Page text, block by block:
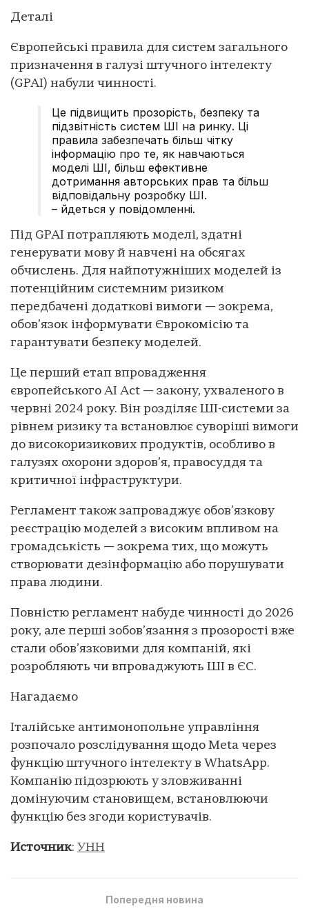
Деталі
Європейські правила для систем загального
призначення в галузі штучного інтелекту
(GPAI) набули чинності.
Це підвищить прозорість, безпеку та
підзвітність систем ШІ на ринку. Ці
правила забезпечать більш чітку
інформацію про те, як навчаються
моделі ШІ, більш ефективне
дотримання авторських прав та більш
відповідальну розробку ШІ.
– йдеться у повідомленні.
Під GPAI потрапляють моделі, здатні
генерувати мову й навчені на обсягах
обчислень. Для найпотужніших моделей із
потенційним системним ризиком
передбачені додаткові вимоги — зокрема,
обов’язок інформувати Єврокомісію та
гарантувати безпеку моделей.
Це перший етап впровадження
європейського AI Act — закону, ухваленого в
червні 2024 року. Він розділяє ШІ-системи за
рівнем ризику та встановлює суворіші вимоги
до високоризикових продуктів, особливо в
галузях охорони здоров’я, правосуддя та
критичної інфраструктури.
Регламент також запроваджує обов’язкову
реєстрацію моделей з високим впливом на
громадськість — зокрема тих, що можуть
створювати дезінформацію або порушувати
права людини.
Повністю регламент набуде чинності до 2026
року, але перші зобов’язання з прозорості вже
стали обов’язковими для компаній, які
розробляють чи впроваджують ШІ в ЄС.
Нагадаємо
Італійське антимонопольне управління
розпочало розслідування щодо Meta через
функцію штучного інтелекту в WhatsApp.
Компанію підозрюють у зловживанні
домінуючим становищем, встановлюючи
функцію без згоди користувачів.
Источник: УНН
Попередня новина